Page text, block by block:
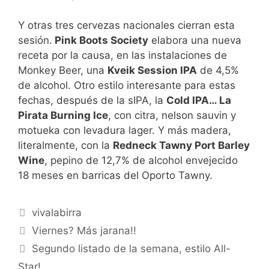
Y otras tres cervezas nacionales cierran esta
sesión. Pink Boots Society elabora una nueva
receta por la causa, en las instalaciones de
Monkey Beer, una Kveik Session IPA de 4,5%
de alcohol. Otro estilo interesante para estas
fechas, después de la sIPA, la Cold IPA… La
Pirata Burning Ice, con citra, nelson sauvin y
motueka con levadura lager. Y más madera,
literalmente, con la Redneck Tawny Port Barley
Wine, pepino de 12,7% de alcohol envejecido
18 meses en barricas del Oporto Tawny.
Categorías
vivalabirra
Viernes? Más jarana!!
Segundo listado de la semana, estilo All-
Star!